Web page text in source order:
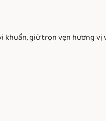
giữ trọn vẹn hương vị